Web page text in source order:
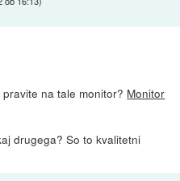
na tale monitor? Monitor
drugega? So to kvalitetni